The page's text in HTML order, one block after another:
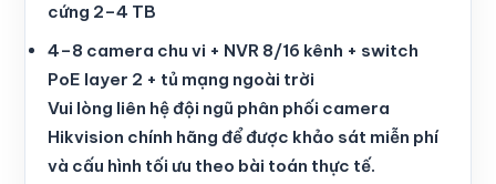
cứng 2–4 TB
4–8 camera chu vi + NVR 8/16 kênh + switch
PoE layer 2 + tủ mạng ngoài trời
Vui lòng liên hệ đội ngũ phân phối camera
Hikvision chính hãng để được khảo sát miễn phí
và cấu hình tối ưu theo bài toán thực tế.